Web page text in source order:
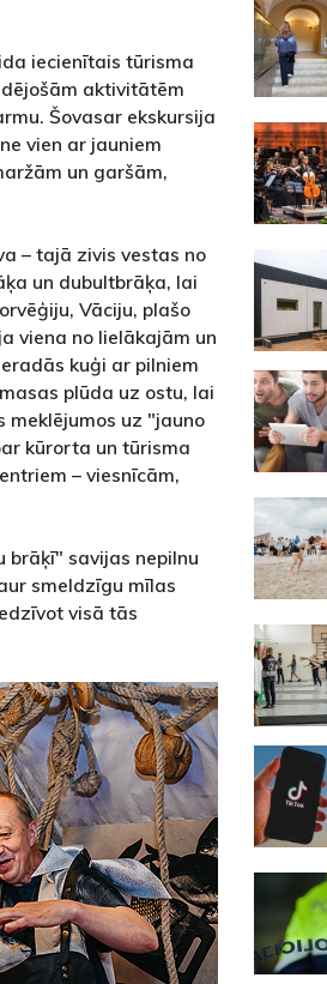
iecienītais tūrisma
aktivitātēm
Šovasar ekskursija
vien ar jauniem
un garšām,
– tajā zivis vestas no
un dubultbrāķa, lai
Vāciju, plašo
viena no lielākajām un
kuģi ar pilniem
plūda uz ostu, lai
meklējumos uz "jauno
kūrorta un tūrisma
– viesnīcām,
brāķī" savijas nepilnu
smeldzīgu mīlas
visā tās